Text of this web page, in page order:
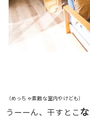
（めっちゃ素敵な室内やけども）
うーーん、干すとこ